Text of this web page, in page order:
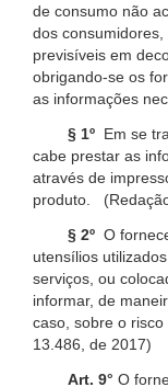
de consumo não
dos
previsíveis em
obrigando-se os
as informações
§ 1º Em se
cabe prestar as
através de
produto.
§ 2º O
utensílios
serviços, ou
informar, de
caso, sobre o
13.486, de 2017)
Art. 9° O